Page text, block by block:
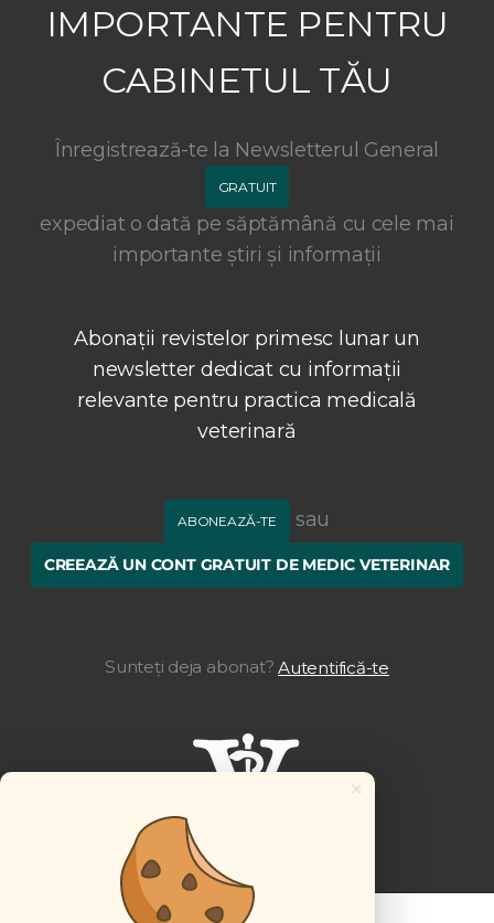
IMPORTANTE PENTRU
CABINETUL TĂU
Înregistrează-te la Newsletterul General
GRATUIT
expediat o dată pe săptămână cu cele mai
importante știri și informații
Abonații revistelor primesc lunar un
newsletter dedicat cu informații
relevante pentru practica medicală
veterinară
ABONEAZĂ-TE sau
CREEAZĂ UN CONT GRATUIT DE MEDIC VETERINAR
Sunteți deja abonat? Autentifică-te
×